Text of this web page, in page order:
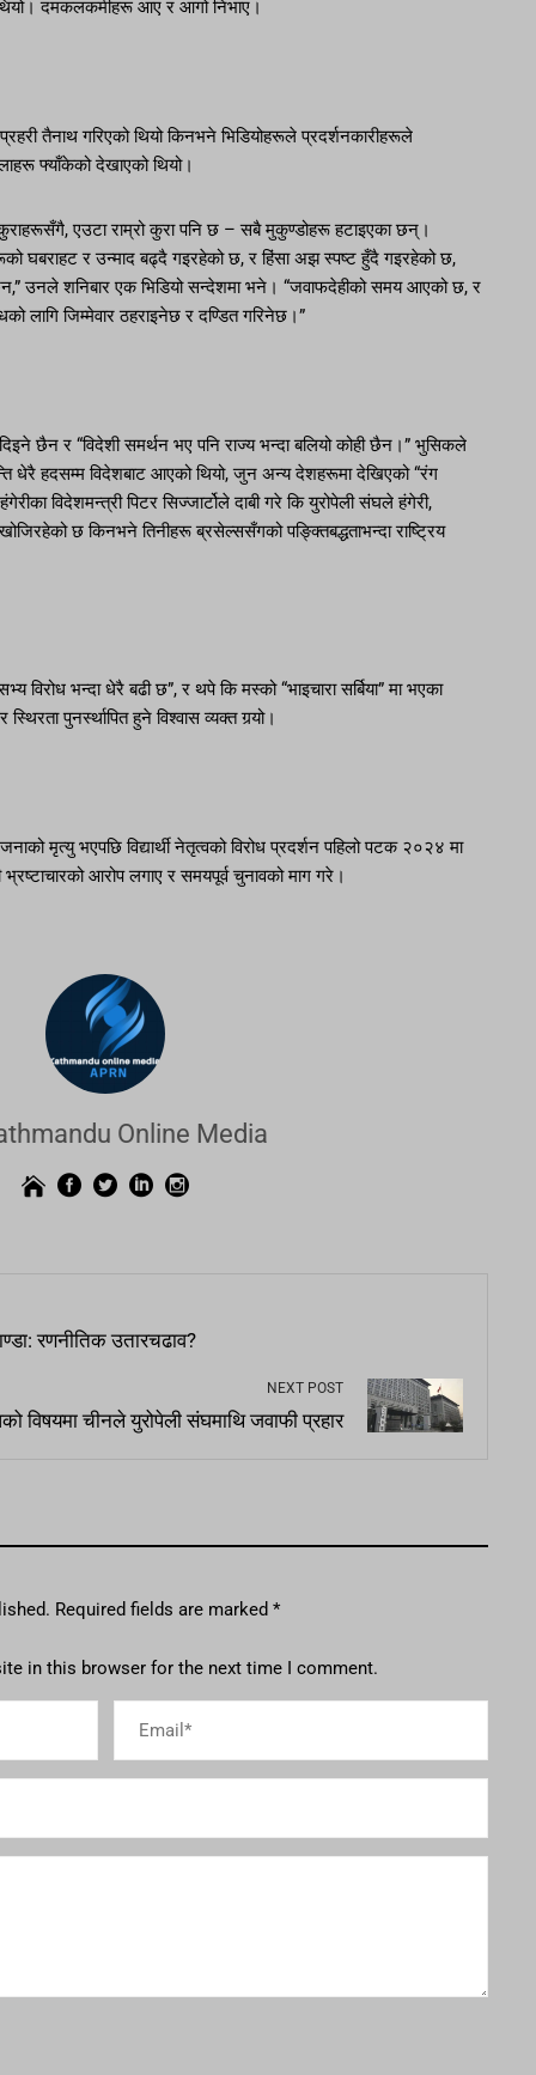
दमकलकर्मीहरू आए र आगो निभाए।
तैनाथ गरिएको थियो किनभने भिडियोहरूले प्रदर्शनकारीहरूले
फ्याँकेको देखाएको थियो।
कुराहरूसँगै, एउटा राम्रो कुरा पनि छ – सबै मुकुण्डोहरू हटाइएका छन्।
घबराहट र उन्माद बढ्दै गइरहेको छ, र हिंसा अझ स्पष्ट हुँदै गइरहेको छ,
उनले शनिबार एक भिडियो सन्देशमा भने। “जवाफदेहीको समय आएको छ, र
लागि जिम्मेवार ठहराइनेछ र दण्डित गरिनेछ।”
छैन र “विदेशी समर्थन भए पनि राज्य भन्दा बलियो कोही छैन।” भुसिकले
धेरै हदसम्म विदेशबाट आएको थियो, जुन अन्य देशहरूमा देखिएको “रंग
विदेशमन्त्री पिटर सिज्जार्टोले दाबी गरे कि युरोपेली संघले हंगेरी,
छ किनभने तिनीहरू ब्रसेल्ससँगको पङ्क्तिबद्धताभन्दा राष्ट्रिय
विरोध भन्दा धेरै बढी छ”, र थपे कि मस्को “भाइचारा सर्बिया” मा भएका
पुनर्स्थापित हुने विश्वास व्यक्त गर्‍यो।
मृत्यु भएपछि विद्यार्थी नेतृत्वको विरोध प्रदर्शन पहिलो पटक २०२४ मा
आरोप लगाए र समयपूर्व चुनावको माग गरे।
Online Media
रणनीतिक उतारचढाव?
NEXT POST
विषयमा चीनले युरोपेली संघमाथि जवाफी प्रहार
Required fields are marked *
in this browser for the next time I comment.